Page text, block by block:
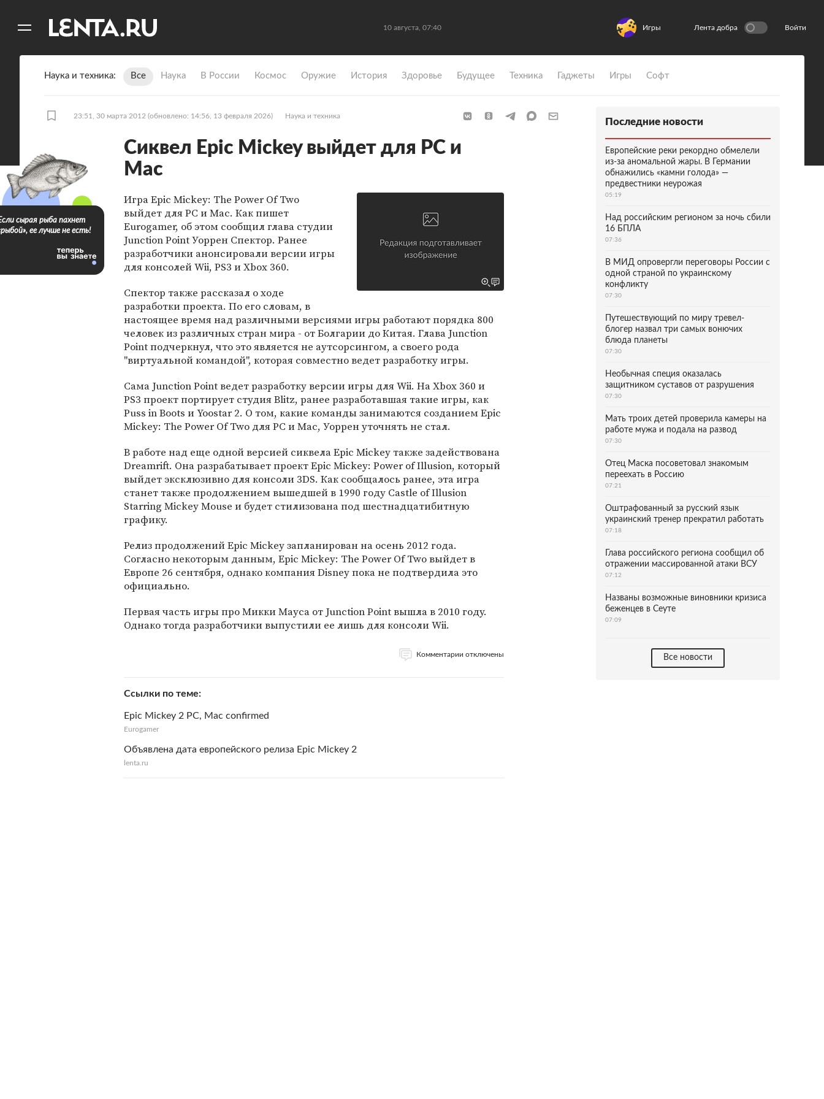
10 августа, 07:40 Игры Лента добра Войти
Наука и техника Все Наука В России Космос Оружие История Здоровье Будущее Техника Гаджеты Игры Софт
23:51, 30 марта 2012 (обновлено: 14:56, 13 февраля 2026) Наука и техника
Сиквел Epic Mickey выйдет для PC и
Mac
Игра Epic Mickey: The Power Of Two
выйдет для PC и Mac. Как пишет
Eurogamer, об этом сообщил глава студии
Junction Point Уоррен Спектор. Ранее
разработчики анонсировали версии игры
для консолей Wii, PS3 и Xbox 360.
Спектор также рассказал о ходе
разработки проекта. По его словам, в
настоящее время над различными версиями игры работают порядка 800
человек из различных стран мира - от Болгарии до Китая. Глава Junction
Point подчеркнул, что это является не аутсорсингом, а своего рода
"виртуальной командой", которая совместно ведет разработку игры.
Сама Junction Point ведет разработку версии игры для Wii. На Xbox 360 и
PS3 проект портирует студия Blitz, ранее разработавшая такие игры, как
Puss in Boots и Yoostar 2. О том, какие команды занимаются созданием Epic
Mickey: The Power Of Two для PC и Mac, Уоррен уточнять не стал.
В работе над еще одной версией сиквела Epic Mickey также задействована
Dreamrift. Она разрабатывает проект Epic Mickey: Power of Illusion, который
выйдет эксклюзивно для консоли 3DS. Как сообщалось ранее, эта игра
станет также продолжением вышедшей в 1990 году Castle of Illusion
Starring Mickey Mouse и будет стилизована под шестнадцатибитную
графику.
Релиз продолжений Epic Mickey запланирован на осень 2012 года.
Согласно некоторым данным, Epic Mickey: The Power Of Two выйдет в
Европе 26 сентября, однако компания Disney пока не подтвердила это
официально.
Первая часть игры про Микки Мауса от Junction Point вышла в 2010 году.
Однако тогда разработчики выпустили ее лишь для консоли Wii.
Комментарии отключены
Ссылки по теме
Epic Mickey 2 PC, Mac confirmed
Eurogamer
Объявлена дата европейского релиза Epic Mickey 2
lenta.ru
сырая рыба пахнет
ее лучше не есть!
Последние новости
Европейские реки рекордно обмелели
из-за аномальной жары. В Германии
обнажились «камни голода» —
предвестники неурожая
05:19
Над российским регионом за ночь сбили
16 БПЛА
07:36
В МИД опровергли переговоры России с
одной страной по украинскому
конфликту
07:30
Путешествующий по миру тревел-
блогер назвал три самых вонючих
блюда планеты
07:30
Необычная специя оказалась
защитником суставов от разрушения
07:30
Мать троих детей проверила камеры на
работе мужа и подала на развод
07:30
Отец Маска посоветовал знакомым
переехать в Россию
07:21
Оштрафованный за русский язык
украинский тренер прекратил работать
07:18
Глава российского региона сообщил об
отражении массированной атаки ВСУ
07:12
Названы возможные виновники кризиса
беженцев в Сеуте
07:09
Все новости